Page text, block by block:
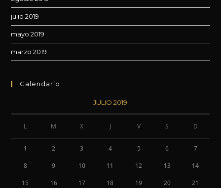
julio 2019
mayo 2019
marzo 2019
Calendario
JULIO 2019
L M X J V S D
1 2 3 4 5 6 7
8 9 10 11 12 13 14
15 16 17 18 19 20 21